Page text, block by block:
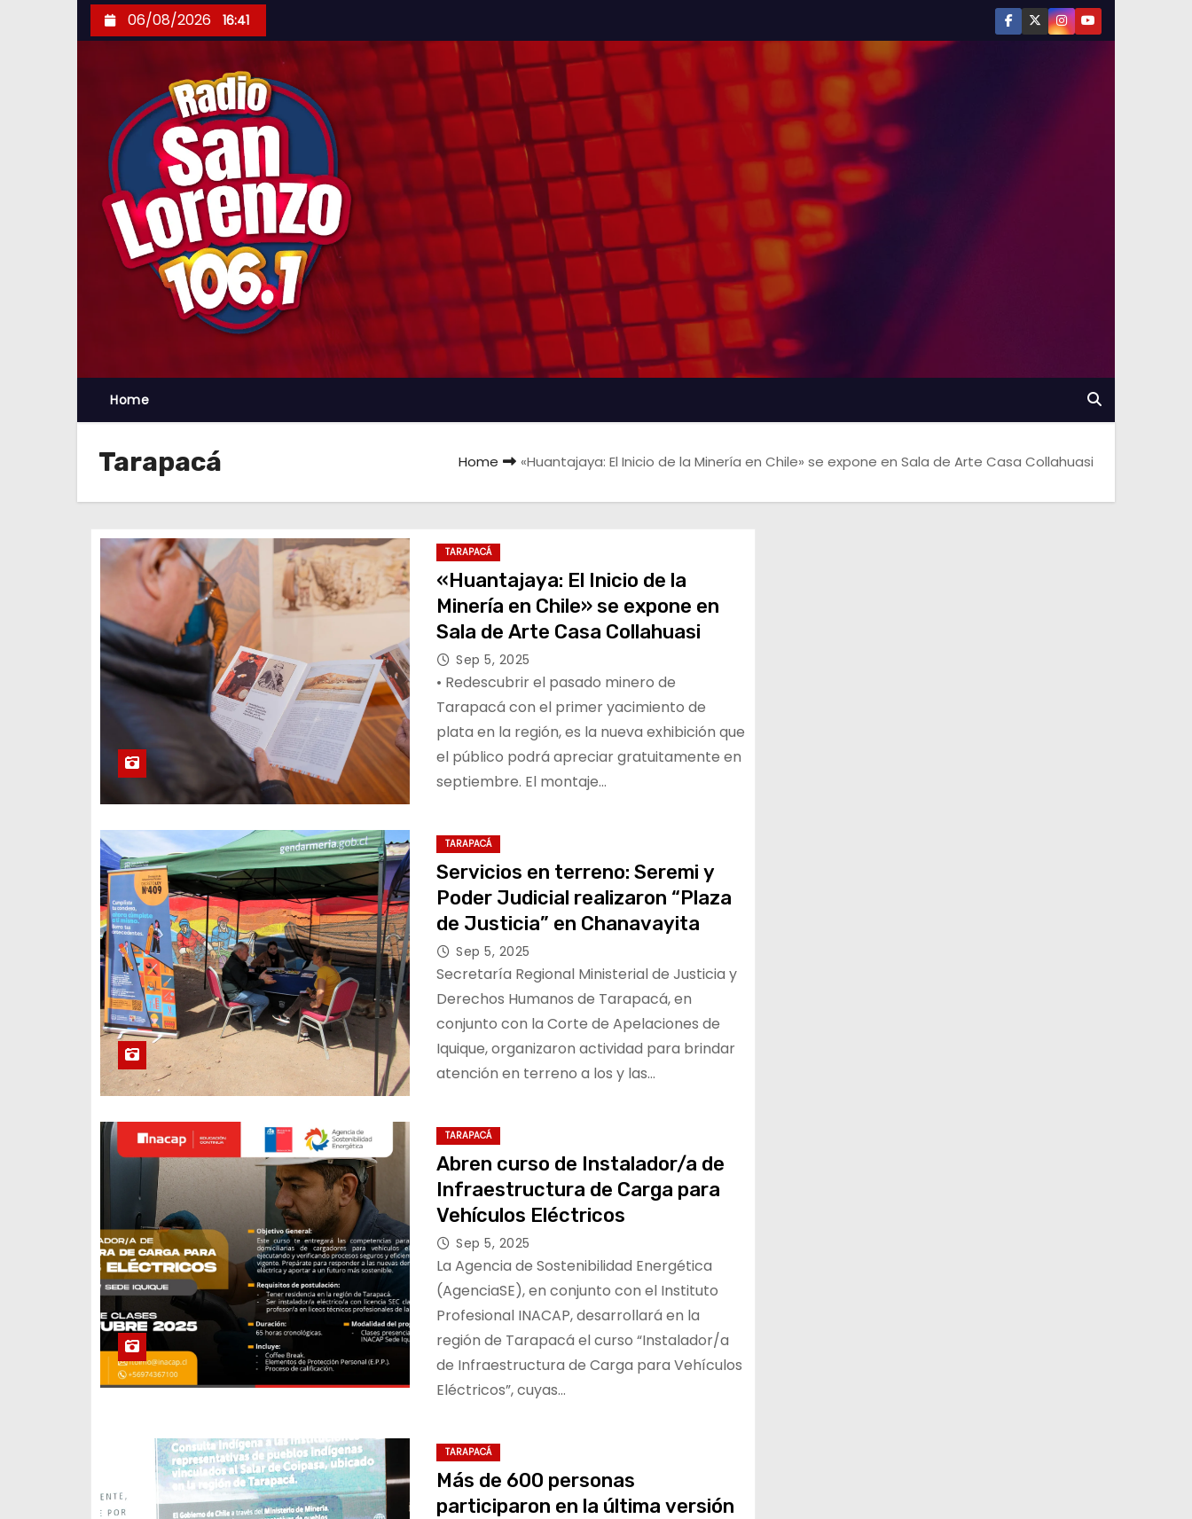
k
06/08/2026 16:41
Home
Tarapacá Home «Huantajaya: El Inicio de la Minería en Chile» se expone en Sala de Arte Casa Collahuasi
TARAPACÁ
«Huantajaya: El Inicio de la
Minería en Chile» se expone en
Sala de Arte Casa Collahuasi
Sep 5, 2025
• Redescubrir el pasado minero de
Tarapacá con el primer yacimiento de
plata en la región, es la nueva exhibición que
el público podrá apreciar gratuitamente en
septiembre. El montaje…
TARAPACÁ
Servicios en terreno: Seremi y
Poder Judicial realizaron “Plaza
de Justicia” en Chanavayita
Sep 5, 2025
Secretaría Regional Ministerial de Justicia y
Derechos Humanos de Tarapacá, en
conjunto con la Corte de Apelaciones de
Iquique, organizaron actividad para brindar
atención en terreno a los y las…
TARAPACÁ
Abren curso de Instalador/a de
Infraestructura de Carga para
Vehículos Eléctricos
Sep 5, 2025
La Agencia de Sostenibilidad Energética
(AgenciaSE), en conjunto con el Instituto
Profesional INACAP, desarrollará en la
región de Tarapacá el curso “Instalador/a
de Infraestructura de Carga para Vehículos
Eléctricos”, cuyas…
TARAPACÁ
Más de 600 personas
participaron en la última versión